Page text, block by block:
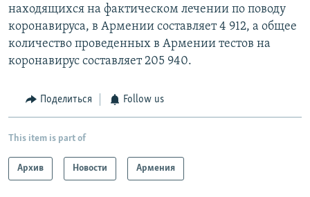
находящихся на фактическом лечении по поводу
коронавируса, в Армении составляет 4 912, а общее
количество проведенных в Армении тестов на
коронавирус составляет 205 940.
Поделиться Follow us
This item is part of
Архив Новости Армения